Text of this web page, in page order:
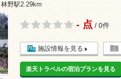
林野駅2.29km
- 点 / 0件
施設情報を見る
楽天トラベルの宿泊プランを見る